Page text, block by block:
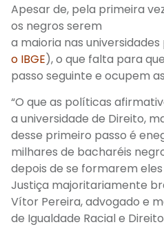
Apesar de, pela primeira
os negros serem
a maioria nas universidades
o IBGE),o que falta para
passo seguinte e ocupem as
“O que as políticas
a universidade de Direito,
desse primeiro passo é
milhares de bacharéis
depois de se formarem
Justiça majoritariamente
Vítor Pereira,advogado e
de Igualdade Racial e